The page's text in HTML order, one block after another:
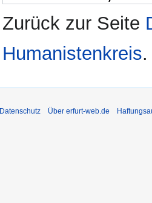
Zurück zur Seite
Humanistenkreis.
Datenschutz Über erfurt-web.de